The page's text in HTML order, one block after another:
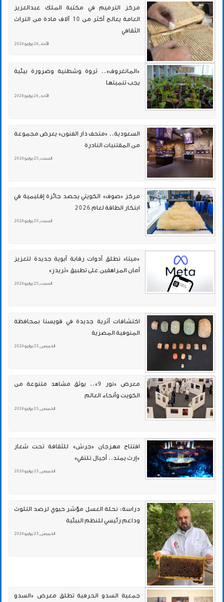
مركز الترميم في مكتبة الملك عبدالعزيز
العامة يعالج أكثر من 10 آلاف مادة من التراث
الثقافي
الأحد , 26 يوليو 2026
«المانغروف».. ثروة وشطنية وضرورة بيئية
يجب تنميتها
الأحد , 26 يوليو 2026
السعودية.. «متحف دار الفنون» يعرض مجموعة
من المقتنيات النادرة
السبت , 25 يوليو 2026
مركز «صوف» الكويتي يحصد جائزة إقليمية في
ابتكار الطاقة لعام 2026
السبت , 25 يوليو 2026
«ميتا» تطلق أدوات رقابة أبوية جديدة لتعزيز
أمان المراهقين على تطبيق «ثريدز»
السبت , 25 يوليو 2026
اكتشافات أثرية جديدة في قويسنا بمحافظة
المنوفية المصرية
الخميس , 23 يوليو 2026
معرض «نور 9».. يوثق مشاهد متنوعة من
الكويت وأنحاء العالم
الخميس , 23 يوليو 2026
افتتاح مهرجان «جرش» للثقافة تحت شعار
«إرث يمتد.. أجيال تلتقي»
الخميس , 23 يوليو 2026
دراسة: نحلة العسل مؤشر حيوي لرصد التلوث
وداعم رئيسي للنظم البيئية
الخميس , 23 يوليو 2026
جمعية السدو الحرفية تطلق معرض «السدو